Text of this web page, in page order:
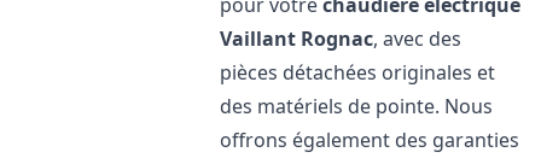
Vaillant Rognac, avec des
pièces détachées originales et
des matériels de pointe. Nous
offrons également des garanties